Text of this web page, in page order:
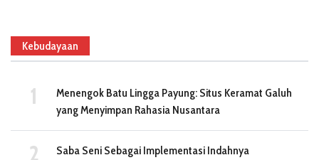
Kebudayaan
Menengok Batu Lingga Payung: Situs Keramat Galuh
yang Menyimpan Rahasia Nusantara
Saba Seni Sebagai Implementasi Indahnya